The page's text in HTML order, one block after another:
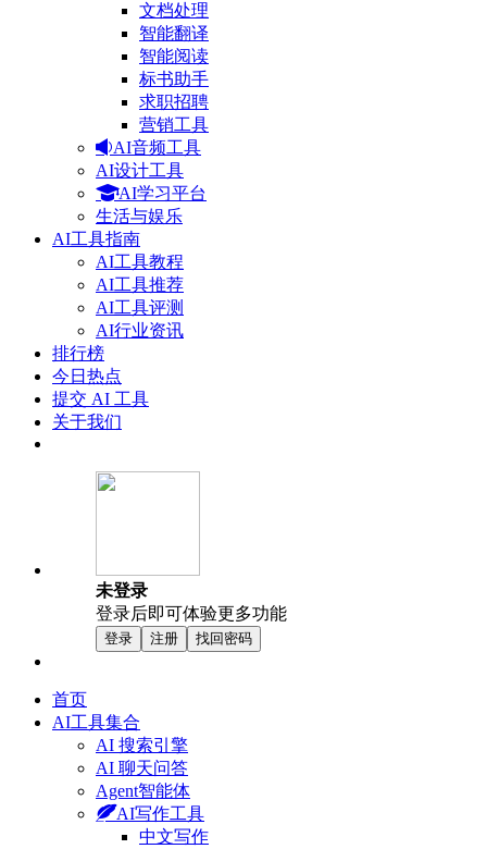
文档处理
智能翻译
智能阅读
标书助手
求职招聘
营销工具
AI音频工具
AI设计工具
AI学习平台
生活与娱乐
AI工具指南
AI工具教程
AI工具推荐
AI工具评测
AI行业资讯
排行榜
今日热点
提交 AI 工具
关于我们
未登录
登录后即可体验更多功能
登录 注册 找回密码
首页
AI工具集合
AI 搜索引擎
AI 聊天问答
Agent智能体
AI写作工具
中文写作